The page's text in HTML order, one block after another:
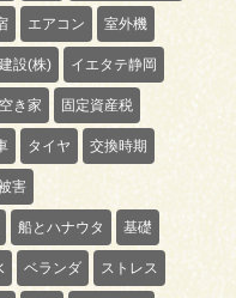
エアコン 室外機
設(株) イエタテ静岡
き家 固定資産税
タイヤ 交換時期
害
船とハナウタ 基礎
ベランダ ストレス